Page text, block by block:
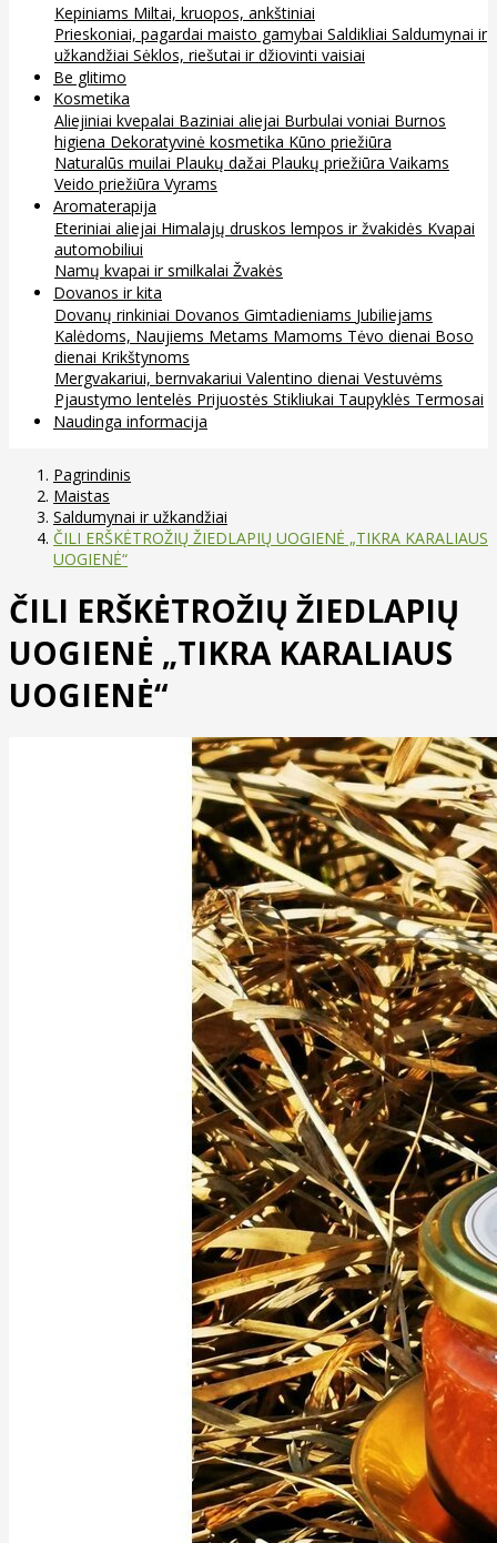
Kepiniams Miltai, kruopos, ankštiniai
Prieskoniai, pagardai maisto gamybai Saldikliai Saldumynai ir
užkandžiai Sėklos, riešutai ir džiovinti vaisiai
Be glitimo
Kosmetika
Aliejiniai kvepalai Baziniai aliejai Burbulai voniai Burnos
higiena Dekoratyvinė kosmetika Kūno priežiūra
Naturalūs muilai Plaukų dažai Plaukų priežiūra Vaikams
Veido priežiūra Vyrams
Aromaterapija
Eteriniai aliejai Himalajų druskos lempos ir žvakidės Kvapai
automobiliui
Namų kvapai ir smilkalai Žvakės
Dovanos ir kita
Dovanų rinkiniai Dovanos Gimtadieniams Jubiliejams
Kalėdoms, Naujiems Metams Mamoms Tėvo dienai Boso
dienai Krikštynoms
Mergvakariui, bernvakariui Valentino dienai Vestuvėms
Pjaustymo lentelės Prijuostės Stikliukai Taupyklės Termosai
Naudinga informacija
Pagrindinis
Maistas
Saldumynai ir užkandžiai
ČILI ERŠKĖTROŽIŲ ŽIEDLAPIŲ UOGIENĖ „TIKRA KARALIAUS
UOGIENĖ“
ČILI ERŠKĖTROŽIŲ ŽIEDLAPIŲ
UOGIENĖ „TIKRA KARALIAUS
UOGIENĖ“